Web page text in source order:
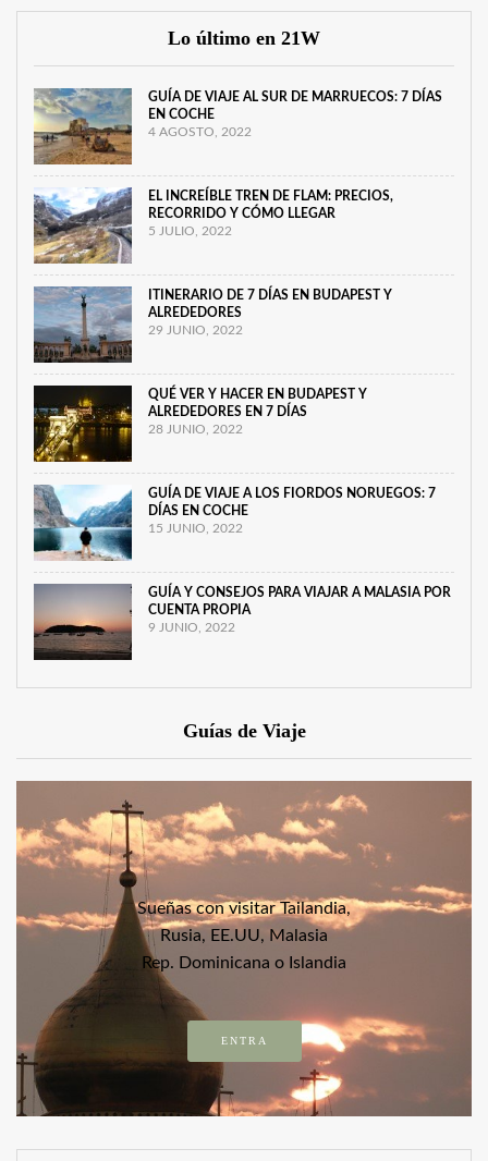
Lo último en 21W
GUÍA DE VIAJE AL SUR DE MARRUECOS: 7 DÍAS
EN COCHE
4 AGOSTO, 2022
EL INCREÍBLE TREN DE FLAM: PRECIOS,
RECORRIDO Y CÓMO LLEGAR
5 JULIO, 2022
ITINERARIO DE 7 DÍAS EN BUDAPEST Y
ALREDEDORES
29 JUNIO, 2022
QUÉ VER Y HACER EN BUDAPEST Y
ALREDEDORES EN 7 DÍAS
28 JUNIO, 2022
GUÍA DE VIAJE A LOS FIORDOS NORUEGOS: 7
DÍAS EN COCHE
15 JUNIO, 2022
GUÍA Y CONSEJOS PARA VIAJAR A MALASIA POR
CUENTA PROPIA
9 JUNIO, 2022
Guías de Viaje
Sueñas con visitar Tailandia,
Rusia, EE.UU, Malasia
Rep. Dominicana o Islandia
ENTRA